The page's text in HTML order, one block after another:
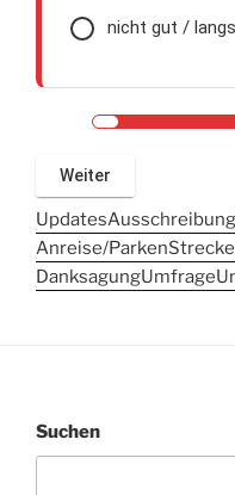
nicht gut /
UpdatesAusschreibung
Anreise/Parken
DanksagungUmfrage
Suchen